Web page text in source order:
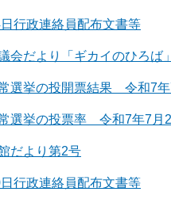
行政連絡員配布文書等
会だより「ギカイのひろば
選挙の投開票結果 令和7
選挙の投票率 令和7年7
だより第2号
行政連絡員配布文書等